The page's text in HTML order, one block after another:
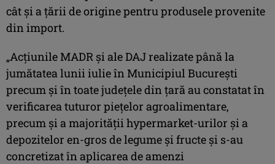
cât şi a ţării de origine pentru produsele provenite
din import.
„Acţiunile MADR şi ale DAJ realizate până la
jumătatea lunii iulie în Municipiul Bucureşti
precum şi în toate judeţele din ţară au constatat în
verificarea tuturor pieţelor agroalimentare,
precum şi a majorităţii hypermarket-urilor şi a
depozitelor en-gros de legume şi fructe şi s-au
concretizat în aplicarea de amenzi